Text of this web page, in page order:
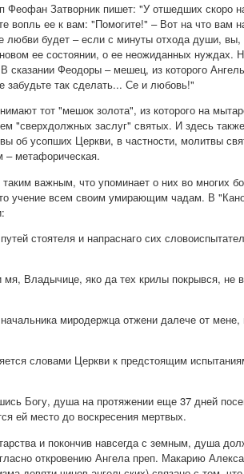
Затворник пишет: "У отшедших скоро
вопль ее к вам: "Помогите!" – Вот на что вам
любви будет – если с минуты отхода души,
ее состоянии, о ее неожиданных нуждах.
Феодоры – мешец, из которого
так сделать... Се и любовь!"
тот "мешок золота", из которого на
"сверхдолжных заслуг" святых. И здесь
об усопших Церкви, в частности, молитвы
– метафорическая.
важным, что упоминает о них во многих
учение всем своим умирающим чадам. В
стоятеля и напраснаго сих
Владычице, яко да тех крилы покрывся, не
миродержца отжени далече от
словами Церкви к предстоящим
Богу, душа на протяжении еще 37 дней
ей место до воскресения мертвых.
и покончив навсегда с земным, душа
откровению Ангела преп. Макарию